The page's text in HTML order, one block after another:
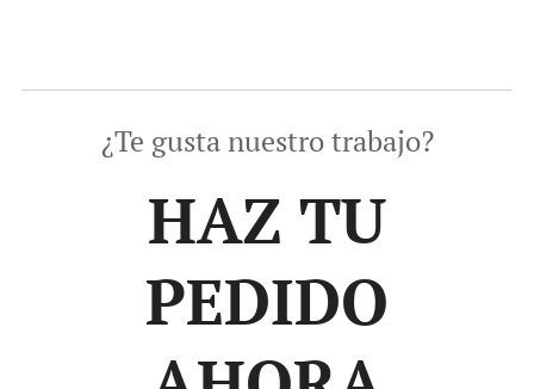
¿Te gusta nuestro trabajo?
HAZ TU
PEDIDO